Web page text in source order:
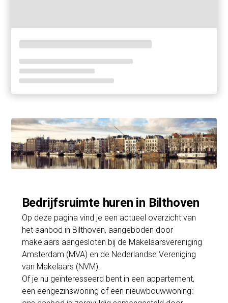
Bedrijfsruimte huren in Bilthoven
Op deze pagina vind je een actueel overzicht van
het aanbod in Bilthoven, aangeboden door
makelaars aangesloten bij de Makelaarsvereniging
Amsterdam (MVA) en de Nederlandse Vereniging
van Makelaars (NVM).
Of je nu geïnteresseerd bent in een appartement,
een eengezinswoning of een nieuwbouwwoning: